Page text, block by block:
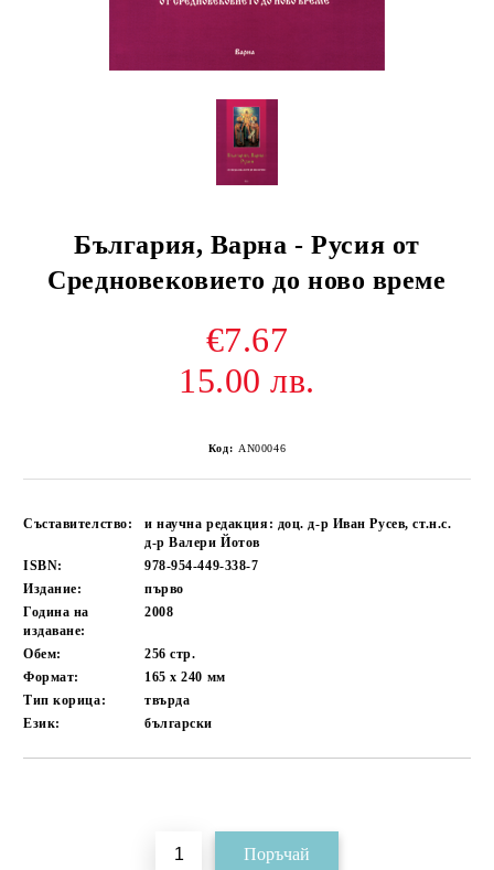
България, Варна - Русия от
Средновековието до ново време
€7.67
15.00 лв.
Код: AN00046
Съставителство:
и научна редакция: доц. д-р Иван Русев, ст.н.с.
д-р Валери Йотов
ISBN:
978-954-449-338-7
Издание:
първо
Година на
издаване:
2008
Обем: 256стр.
Формат:
165 x 240 мм
Тип корица:
твърда
Език:
български